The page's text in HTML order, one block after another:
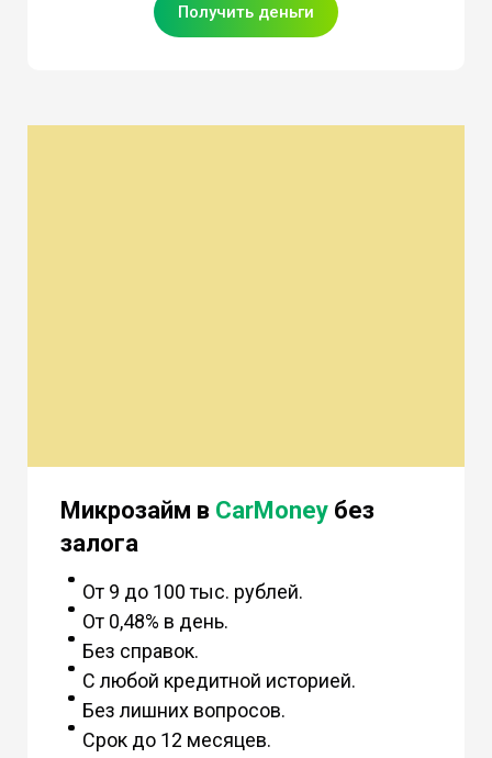
Получить деньги
Микрозайм в CarMoney без
залога
От 9 до 100 тыс. рублей.
От 0,48% в день.
Без справок.
С любой кредитной историей.
Без лишних вопросов.
Срок до 12 месяцев.